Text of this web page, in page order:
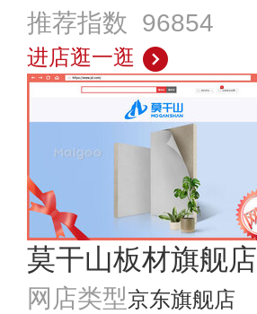
推荐指数 96854
进店逛一逛
莫干山板材旗舰店
网店类型京东旗舰店